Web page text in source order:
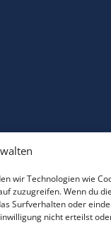
wir Technologien wie
zuzugreifen. Wenn du
Surfverhalten oder
nicht erteilst